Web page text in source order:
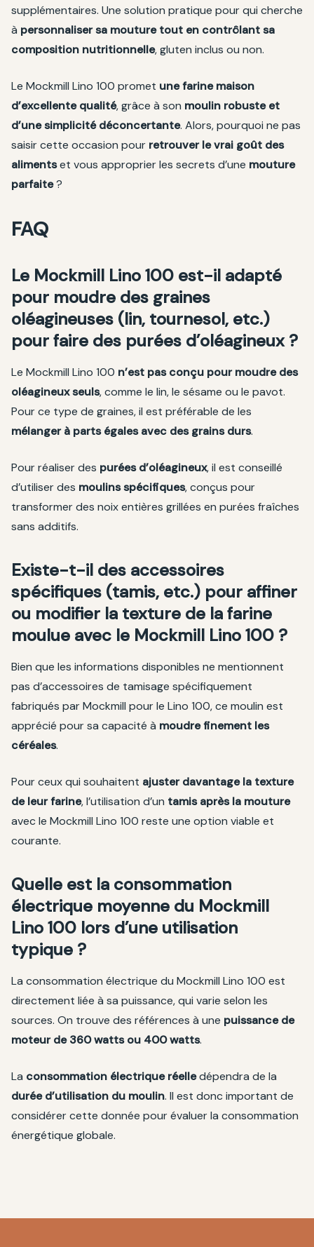
supplémentaires. Une solution pratique pour qui cherche
à personnaliser sa mouture tout en contrôlant sa
composition nutritionnelle, gluten inclus ou non.
Le Mockmill Lino 100 promet une farine maison
d’excellente qualité, grâce à son moulin robuste et
d’une simplicité déconcertante. Alors, pourquoi ne pas
saisir cette occasion pour retrouver le vrai goût des
alimentset vous approprier les secrets d’une mouture
parfaite?
FAQ
Le Mockmill Lino 100 est-il adapté
pour moudre des graines
oléagineuses (lin, tournesol, etc.)
pour faire des purées d’oléagineux ?
Le Mockmill Lino 100 n’est pas conçu pour moudre des
oléagineux seuls, comme le lin, le sésame ou le pavot.
Pour ce type de graines, il est préférable de les
mélanger à parts égales avec des grains durs.
Pour réaliser des purées d’oléagineux, il est conseillé
d’utiliser des moulins spécifiques, conçus pour
transformer des noix entières grillées en purées fraîches
sans additifs.
Existe-t-il des accessoires
spécifiques (tamis, etc.) pour affiner
ou modifier la texture de la farine
moulue avec le Mockmill Lino 100 ?
Bien que les informations disponibles ne mentionnent
pas d’accessoires de tamisage spécifiquement
fabriqués par Mockmill pour le Lino 100, ce moulin est
apprécié pour sa capacité à moudre finement les
céréales.
Pour ceux qui souhaitent ajuster davantage la texture
de leur farine, l’utilisation d’un tamis après la mouture
avec le Mockmill Lino 100 reste une option viable et
courante.
Quelle est la consommation
électrique moyenne du Mockmill
Lino 100 lors d’une utilisation
typique ?
La consommation électrique du Mockmill Lino 100 est
directement liée à sa puissance, qui varie selon les
sources. On trouve des références à une puissance de
moteur de 360 watts ou 400 watts.
La consommation électrique réelledépendra de la
durée d’utilisation du moulin. Il est donc important de
considérer cette donnée pour évaluer la consommation
énergétique globale.